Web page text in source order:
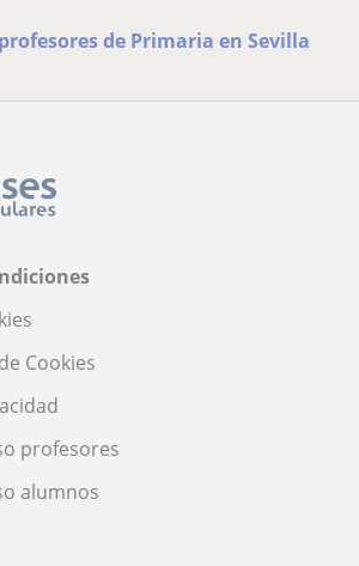
de Primaria en Sevilla
Cookies
profesores
alumnos